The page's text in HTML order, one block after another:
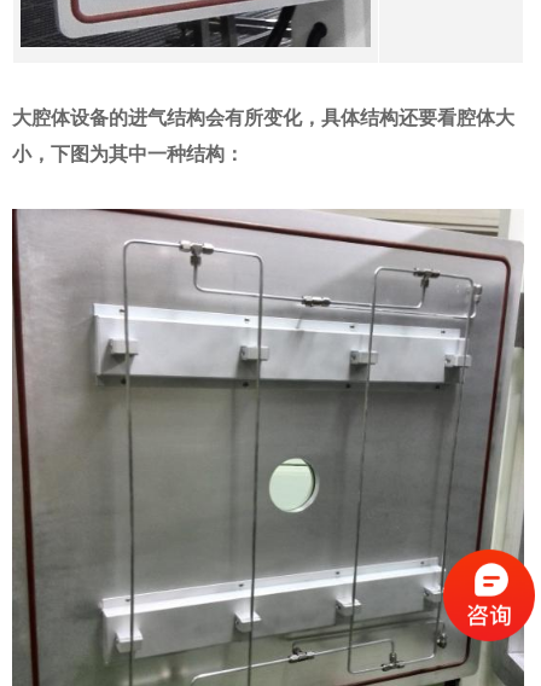
大腔体设备的进气结构会有所变化，具体结构还要看腔体大
小，下图为其中一种结构：